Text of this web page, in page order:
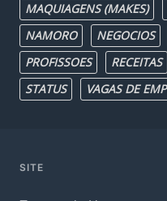
MAQUIAGENS (MAKES)
NAMORO
NEGOCIOS
PROFISSOES
RECEITAS
STATUS
VAGAS DE
SITE